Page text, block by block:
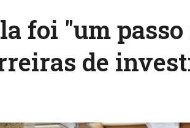
foi "um
de